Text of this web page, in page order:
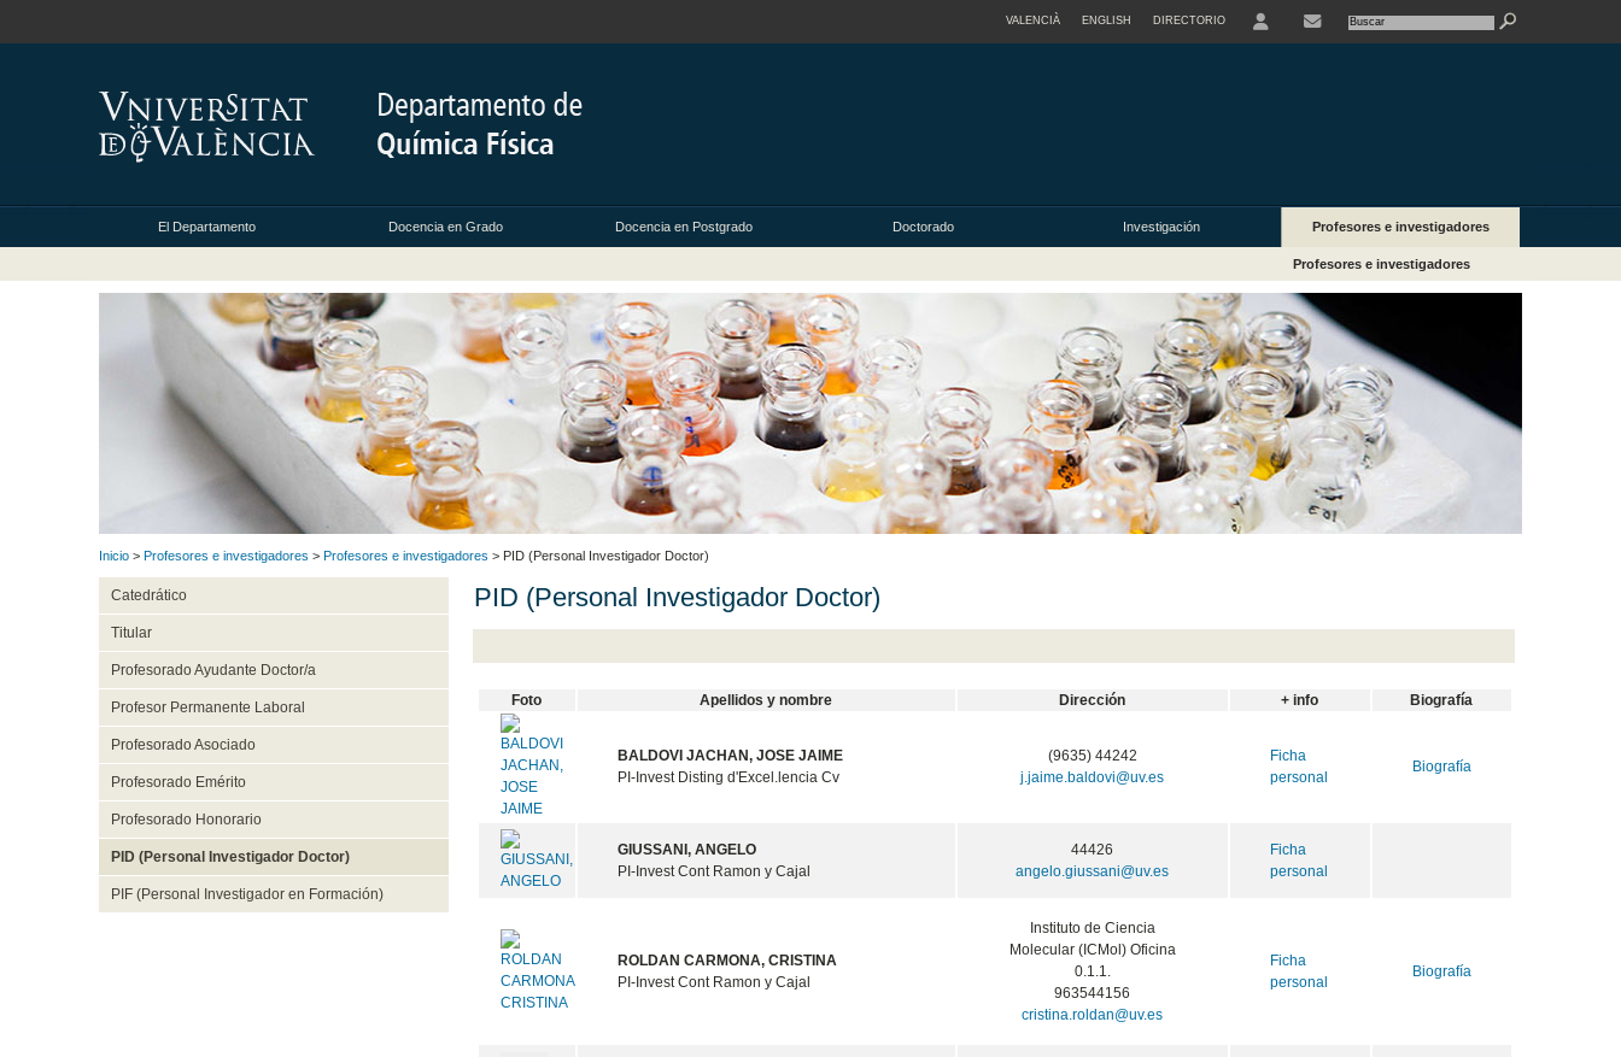
VALENCIÀ ENGLISH DIRECTORIO
El Departamento Docencia en Grado Docencia en Postgrado Doctorado Investigación Profesores e investigadores
Profesores e investigadores
Inicio > Profesores e investigadores > Profesores e investigadores > PID (Personal Investigador Doctor)
Catedrático
Titular
Profesorado Ayudante Doctor/a
Profesor Permanente Laboral
Profesorado Asociado
Profesorado Emérito
Profesorado Honorario
PID (Personal Investigador Doctor)
PIF (Personal Investigador en Formación)
PID (Personal Investigador Doctor)
Foto Apellidos y nombre Dirección + info Biografía
BALDOVI JACHAN, JOSE JAIME
PI-Invest Disting d'Excel.lencia Cv
(9635) 44242
j.jaime.baldovi@uv.es
Ficha
personal
Biografía
GIUSSANI, ANGELO
PI-Invest Cont Ramon y Cajal
44426
angelo.giussani@uv.es
Ficha
personal
ROLDAN CARMONA, CRISTINA
PI-Invest Cont Ramon y Cajal
Instituto de Ciencia
Molecular (ICMol) Oficina
0.1.1.
963544156
cristina.roldan@uv.es
Ficha
personal
Biografía